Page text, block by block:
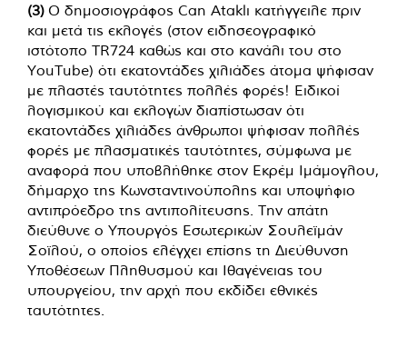
(3) Ο δημοσιογράφος Can Ataklı κατήγγειλε πριν
και μετά τις εκλογές (στον ειδησεογραφικό
ιστότοπο TR724 καθώς και στο κανάλι του στο
YouTube) ότι εκατοντάδες χιλιάδες άτομα ψήφισαν
με πλαστές ταυτότητες πολλές φορές! Ειδικοί
λογισμικού και εκλογών διαπίστωσαν ότι
εκατοντάδες χιλιάδες άνθρωποι ψήφισαν πολλές
φορές με πλασματικές ταυτότητες, σύμφωνα με
αναφορά που υποβλήθηκε στον Εκρέμ Ιμάμογλου,
δήμαρχο της Κωνσταντινούπολης και υποψήφιο
αντιπρόεδρο της αντιπολίτευσης. Την απάτη
διεύθυνε ο Υπουργός Εσωτερικών Σουλεϊμάν
Σοϊλού, ο οποίος ελέγχει επίσης τη Διεύθυνση
Υποθέσεων Πληθυσμού και Ιθαγένειας του
υπουργείου, την αρχή που εκδίδει εθνικές
ταυτότητες.